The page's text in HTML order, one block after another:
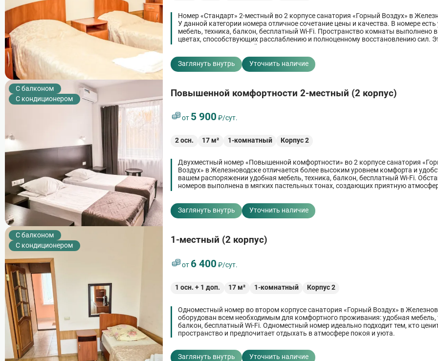
Номер «Стандарт» 2-местный во 2 корпусе санатория «Горный Воздух» в
У данной категории номера отличное сочетание цены и качества. В номере есть
мебель, техника, балкон, бесплатный Wi-Fi. Пространство комнаты выполнено
цветах, способствующих расслаблению и полноценному восстановлению сил.
вариант идеально подойдет для всех желающих отдохнуть вдвоём.
Заглянуть внутрь
Уточнить наличие
C балконом
С кондиционером
Повышенной комфортности 2-местный (2 корпус)
от 5 900 ₽/сут.
2осн. 17 м² 1-комнатный Корпус 2
Двухместный номер «Повышенной комфортности» во 2 корпусе санатория
Воздух» в Железноводске отличается более высоким уровнем комфорта и
вашем распоряжении удобная мебель, техника, балкон, бесплатный Wi-Fi.
номеров выполнена в мягких пастельных тонах, создающих приятную
Заглянуть внутрь
Уточнить наличие
C балконом
С кондиционером
1-местный (2 корпус)
от 6 400 ₽/сут.
1 осн. + 1 доп. 17 м² 1-комнатный Корпус 2
Одноместный номер во втором корпусе санатория «Горный Воздух» в
оборудован всем необходимым для комфортного проживания: удобная мебель,
балкон, бесплатный Wi-Fi. Одноместный номер идеально подходит тем, кто
пространство и предпочитает отдыхать в атмосфере покоя и уюта.
Заглянуть внутрь Уточнить наличие